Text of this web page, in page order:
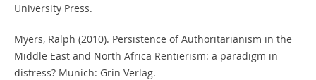
University Press.
Myers, Ralph (2010). Persistence of Authoritarianism in the
Middle East and North Africa Rentierism: a paradigm in
distress? Munich: Grin Verlag.